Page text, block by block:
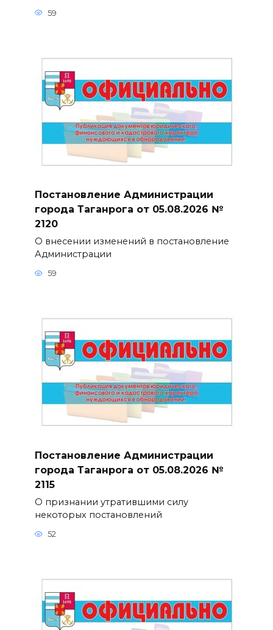
59
Постановление Администрации
города Таганрога от 05.08.2026 №
2120
О внесении изменений в постановление
Администрации
59
Постановление Администрации
города Таганрога от 05.08.2026 №
2115
О признании утратившими силу
некоторых постановлений
52